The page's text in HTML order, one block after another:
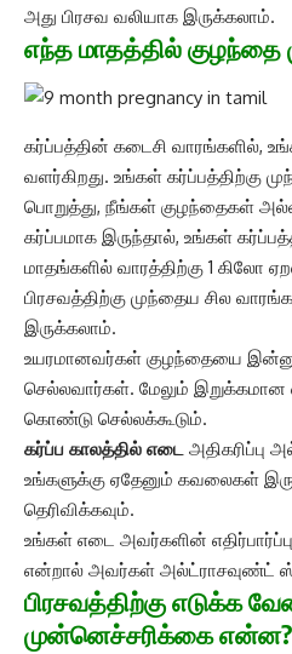
அது பிரசவ வலியாக இருக்கலாம்.
எந்த மாதத்தில் குழந்தை
கர்ப்பத்தின் கடைசி வாரங்களில்,
வளர்கிறது. உங்கள் கர்ப்பத்திற்கு
பொறுத்து, நீங்கள் குழந்தைகள்
கர்ப்பமாக இருந்தால், உங்கள்
மாதங்களில் வாரத்திற்கு 1 கிலோ
பிரசவத்திற்கு முந்தைய சில
இருக்கலாம்.
உயரமானவர்கள் குழந்தையை
செல்லவார்கள். மேலும் இறுக்கமான
கொண்டு செல்லக்கூடும்.
கர்ப்ப காலத்தில் எடை அதிகரிப்பு
உங்களுக்கு ஏதேனும் கவலைகள்
தெரிவிக்கவும்.
உங்கள் எடை அவர்களின்
என்றால் அவர்கள் அல்ட்ராசவுண்ட்
பிரசவத்திற்கு எடுக்க
முன்னெச்சரிக்கை என்ன?